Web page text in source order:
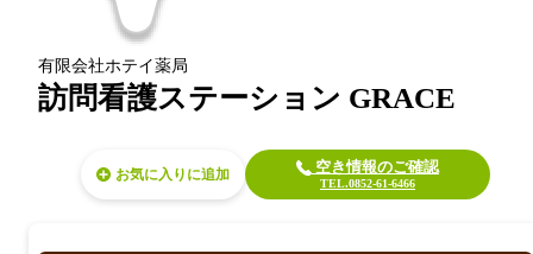
有限会社ホテイ薬局
訪問看護ステーション GRACE
お気に入り 空き情報のご確認
TEL.0852-61-6466